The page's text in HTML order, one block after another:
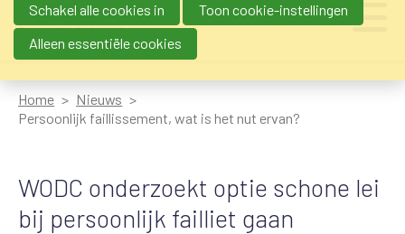
Main navigation
Home
Nieuws
Persoonlijk faillissement, wat is het nut ervan?
WODC onderzoekt optie schone lei
bij persoonlijk failliet gaan
Schakel alle cookies in
Toon cookie-instellingen
Alleen essentiële cookies